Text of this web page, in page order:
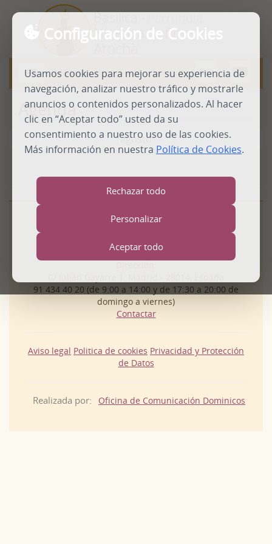
Configuración de Cookies
Usamos cookies para mejorar su experiencia de
navegación, analizar nuestro tráfico y mostrarle
anuncios o contenidos personalizados. Al hacer
clic en “Aceptar todo” usted da su
consentimiento a nuestro uso de las cookies.
Más información en nuestra Política de Cookies.
Rechazar todo
Personalizar
Aceptar todo
Basílica
Nuestra Señora de
Abrir
menú
MENU
Agenda
agosto
Real Basílica- Parroquia
Nuestra Señora de Atocha
91 434 40 20 (de 9:00 a 14:00 y de 17:30 a 20:00 de
domingo a viernes)
Contactar
Aviso legal Politica de cookies Privacidad y Protección
de Datos
Realizada por: Oficina de Comunicación Dominicos